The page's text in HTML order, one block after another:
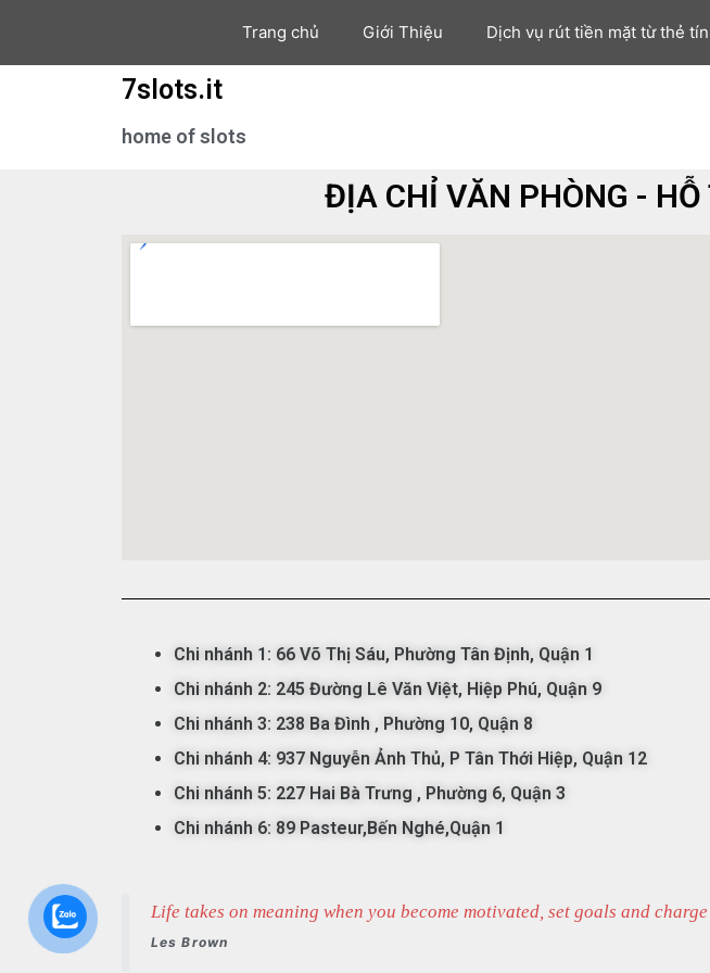
Trang chủ Giới Thiệu Dịch vụ rút tiền mặt từ thẻ
7slots.it
home of slots
ĐỊA CHỈ VĂN PHÒNG - HỖ
Chi nhánh 1: 66 Võ Thị Sáu, Phường Tân Định, Quận 1
Chi nhánh 2: 245 Đường Lê Văn Việt, Hiệp Phú, Quận 9
Chi nhánh 3: 238 Ba Đình , Phường 10, Quận 8
Chi nhánh 4: 937 Nguyễn Ảnh Thủ, P Tân Thới Hiệp, Quận 12
Chi nhánh 5: 227 Hai Bà Trưng , Phường 6, Quận 3
Chi nhánh 6: 89 Pasteur,Bến Nghé,Quận 1
Life takes on meaning when you become motivated, set goals and
Les Brown